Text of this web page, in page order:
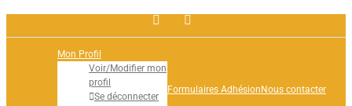
Facebook
Mon Profil
Voir/Modifier mon
profil
Se déconnecter
Formulaires Adhésion Nous contacter